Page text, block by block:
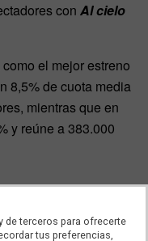
con Al cielo
el mejor estreno
8,5% de cuota media
mientras que en
y reúne a 383.000
a ser la opción
de terceros para ofrecerte
tus preferencias,